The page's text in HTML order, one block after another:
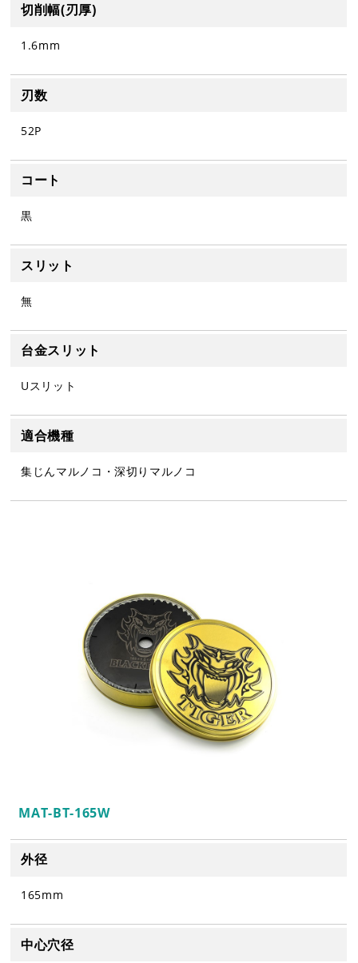
切削幅(刃厚)
1.6mm
刃数
52P
コート
黒
スリット
無
台金スリット
Uスリット
適合機種
集じんマルノコ・深切りマルノコ
MAT-BT-165W
外径
165mm
中心穴径